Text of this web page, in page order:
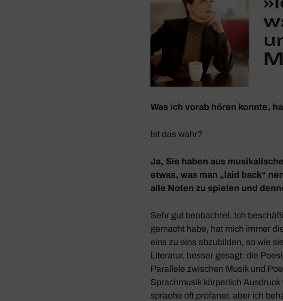
Was ich vorab hören konnte,
Ist das wahr?
Ja, Sie haben aus
etwas, was man „laid back“
alle Noten zu spielen und
Sehr gut beob­achtet. Ich
gemacht habe, hat mich immer
eins zu eins abzu­bilden, so wie
Lite­ratur, besser gesagt: die
Paral­lele zwischen Musik und
Sprach­musik körper­lich
sprache oft profaner, aber ich